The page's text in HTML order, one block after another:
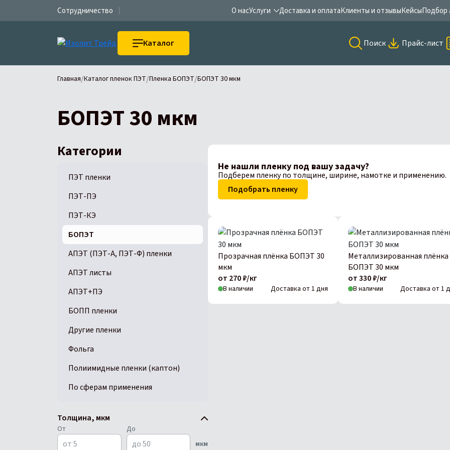
Сотрудничество О насУслуги Доставка и оплатаКлиенты и отзывыКейсыПодбор
Каталог Поиск Прайс-лист
Главная/Каталог пленок ПЭТ/Пленка БОПЭТ/БОПЭТ 30 мкм
БОПЭТ 30 мкм
Категории
ПЭТ пленки
ПЭТ-ПЭ
ПЭТ-КЭ
БОПЭТ
АПЭТ (ПЭТ-А, ПЭТ-Ф) пленки
АПЭТ листы
АПЭТ+ПЭ
БОПП пленки
Другие пленки
Фольга
Полиимидные пленки (каптон)
По сферам применения
Толщина, мкм
От
До
мкм
Не нашли пленку под вашу задачу?
Подберем пленку по толщине, ширине, намотке и применению.
Подобрать пленку
Прозрачная плёнка БОПЭТ 30
мкм
от 270 ₽/кг
В наличии Доставка от 1 дня
Металлизированная плёнка
БОПЭТ 30 мкм
от 330 ₽/кг
В наличии Доставка от 1